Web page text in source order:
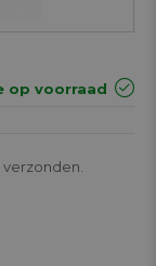
op voorraad